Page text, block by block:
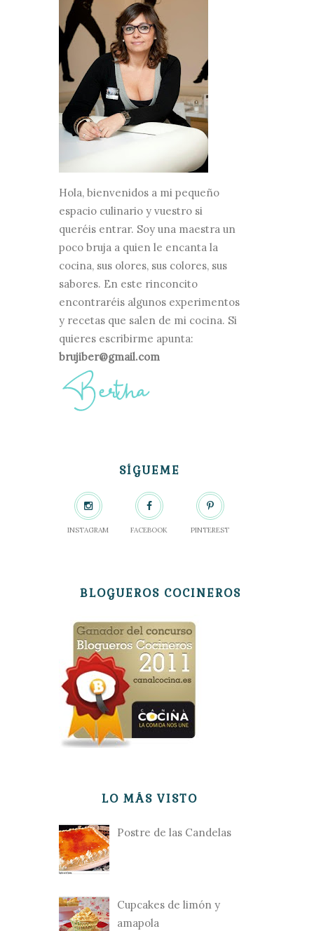
Hola, bienvenidos a mi pequeño
espacio culinario y vuestro si
queréis entrar. Soy una maestra un
poco bruja a quien le encanta la
cocina, sus olores, sus colores, sus
sabores. En este rinconcito
encontraréis algunos experimentos
y recetas que salen de mi cocina. Si
quieres escribirme apunta:
brujiber@gmail.com
SÍGUEME
INSTAGRAM FACEBOOK PINTEREST
BLOGUEROS COCINEROS
LO MÁS VISTO
Postre de las Candelas
Cupcakes de limón y
amapola